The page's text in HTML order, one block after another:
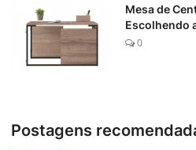
Mesa de
Escolhendo
0
Postagens